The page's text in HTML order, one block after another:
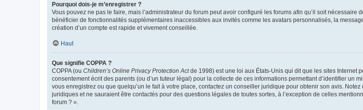
Pourquoi dois-je m’enregistrer ?
Vous pouvez ne pas le faire, mais l’administrateur du forum peut avoir configuré les forums afin qu’il soit
bénéficier de fonctionnalités supplémentaires inaccessibles aux invités comme les avatars personnalisés, la
création d’un compte est rapide et vivement conseillée.
Haut
Que signifie COPPA ?
COPPA (ou Children’s Online Privacy Protection Actde 1998) est une loi aux États-Unis qui dit que les sites Internet
consentement écrit des parents (ou d’un tuteur légal) pour la collecte de ces informations permettant d’identifier un
vous enregistrez ou que quelqu’un le fait à votre place, contactez un conseiller juridique pour obtenir son avis.
juridiques et ne sauraient être contactés pour des questions légales de toutes sortes, à l’exception de celles
forum ? ».